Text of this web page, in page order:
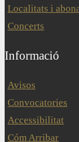
Localitats i
Concerts
Informació
Avisos
Convocatories
Accessibilitat
Cóm Arribar